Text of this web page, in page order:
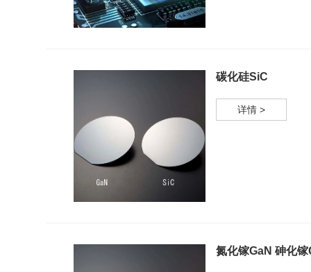
碳化硅SiC
详情 >
氮化镓GaN 砷化